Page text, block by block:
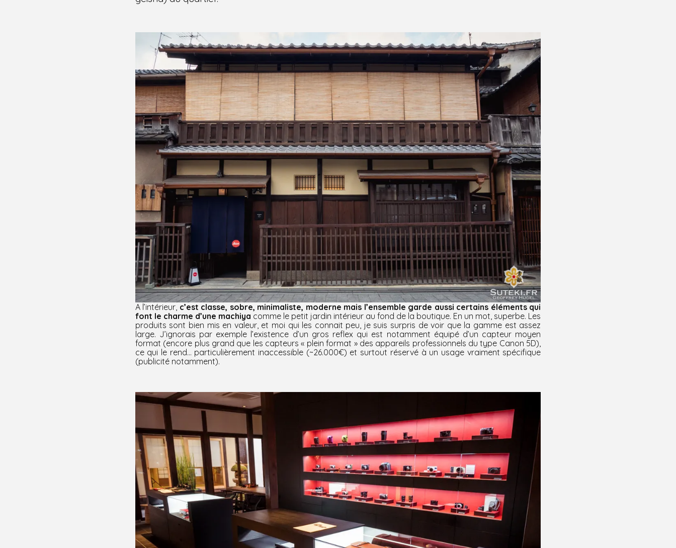
A l’intérieur, c’est classe, sobre, minimaliste, moderne mais l’ensemble garde aussi certains éléments qui
font le charme d’une machiya comme le petit jardin intérieur au fond de la boutique. En un mot, superbe. Les
produits sont bien mis en valeur, et moi qui les connait peu, je suis surpris de voir que la gamme est assez
large. J’ignorais par exemple l’existence d’un gros reflex qui est notamment équipé d’un capteur moyen
format (encore plus grand que les capteurs « plein format » des appareils professionnels du type Canon 5D),
ce qui le rend… particulièrement inaccessible (~26.000€) et surtout réservé à un usage vraiment spécifique
(publicité notamment).